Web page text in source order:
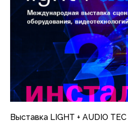
Выставка LIGHT + AUDIO